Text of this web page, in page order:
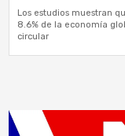
Los estudios muestran
8.6% de la economía
circular